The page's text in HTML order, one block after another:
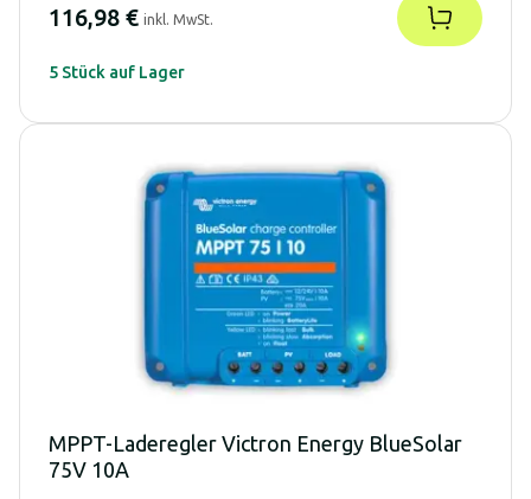
116,98 € inkl. MwSt.
5 Stück auf Lager
MPPT-Laderegler Victron Energy BlueSolar
75V 10A